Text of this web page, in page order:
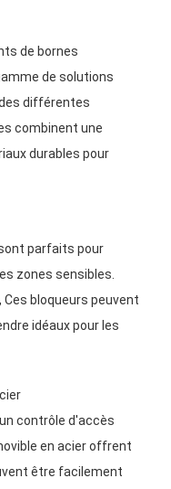
de bornes
de solutions
différentes
combinent une
durables pour
parfaits pour
zones sensibles.
bloqueurs peuvent
idéaux pour les
contrôle d'accès
en acier offrent
être facilement